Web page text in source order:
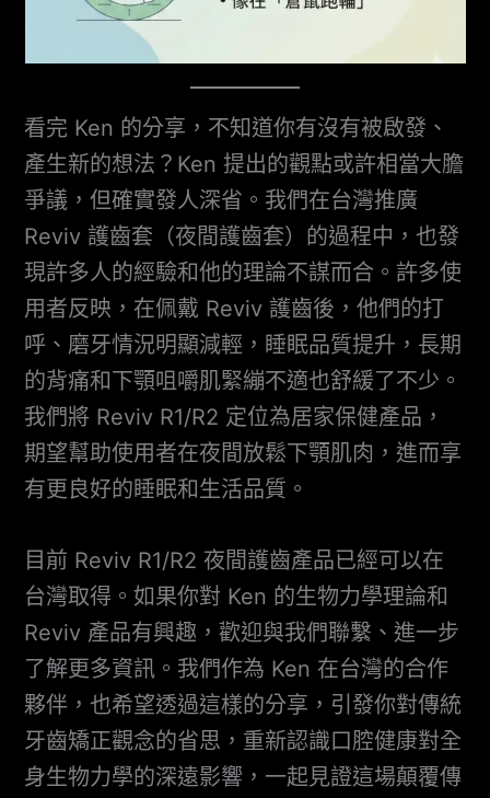
看完 Ken 的分享，不知道你有沒有被啟發、
產生新的想法？Ken 提出的觀點或許相當大膽
爭議，但確實發人深省。我們在台灣推廣
Reviv 護齒套（夜間護齒套）的過程中，也發
現許多人的經驗和他的理論不謀而合。許多使
用者反映，在佩戴 Reviv 護齒後，他們的打
呼、磨牙情況明顯減輕，睡眠品質提升，長期
的背痛和下顎咀嚼肌緊繃不適也舒緩了不少。
我們將 Reviv R1/R2 定位為居家保健產品，
期望幫助使用者在夜間放鬆下顎肌肉，進而享
有更良好的睡眠和生活品質。
目前 Reviv R1/R2 夜間護齒產品已經可以在
台灣取得。如果你對 Ken 的生物力學理論和
Reviv 產品有興趣，歡迎與我們聯繫、進一步
了解更多資訊。我們作為 Ken 在台灣的合作
夥伴，也希望透過這樣的分享，引發你對傳統
牙齒矯正觀念的省思，重新認識口腔健康對全
身生物力學的深遠影響，一起見證這場顛覆傳